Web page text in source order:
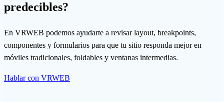
predecibles?
En VRWEB podemos ayudarte a revisar layout, breakpoints,
componentes y formularios para que tu sitio responda mejor en
móviles tradicionales, foldables y ventanas intermedias.
Hablar con VRWEB